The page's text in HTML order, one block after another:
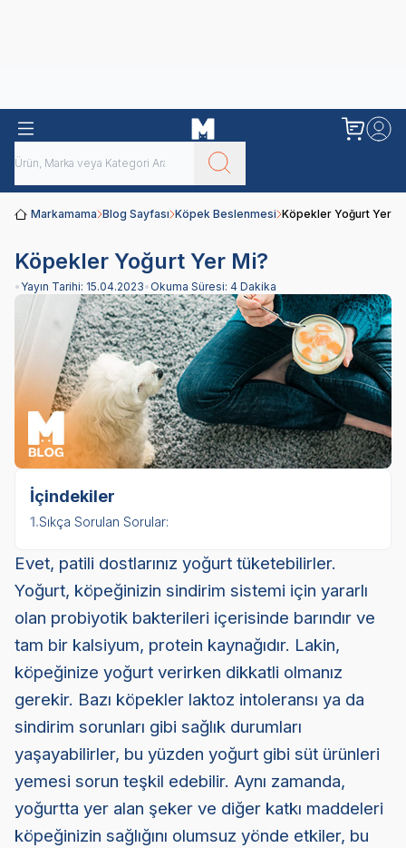
Markamama Blog Sayfası Köpek Beslenmesi Köpekler Yoğurt Yer
Köpekler Yoğurt Yer Mi?
• Yayın Tarihi: 15.04.2023•Okuma Süresi: 4 Dakika
İçindekiler
1.Sıkça Sorulan Sorular:
Evet, patili dostlarınız yoğurt tüketebilirler.
Yoğurt, köpeğinizin sindirim sistemi için yararlı
olan probiyotik bakterileri içerisinde barındır ve
tam bir kalsiyum, protein kaynağıdır. Lakin,
köpeğinize yoğurt verirken dikkatli olmanız
gerekir. Bazı köpekler laktoz intoleransı ya da
sindirim sorunları gibi sağlık durumları
yaşayabilirler, bu yüzden yoğurt gibi süt ürünleri
yemesi sorun teşkil edebilir. Aynı zamanda,
yoğurtta yer alan şeker ve diğer katkı maddeleri
köpeğinizin sağlığını olumsuz yönde etkiler, bu